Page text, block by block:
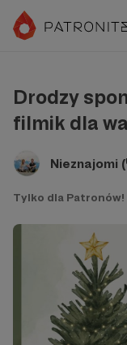
Drodzy
filmik dla
Nieznajomi
Tylko dla Patronów!